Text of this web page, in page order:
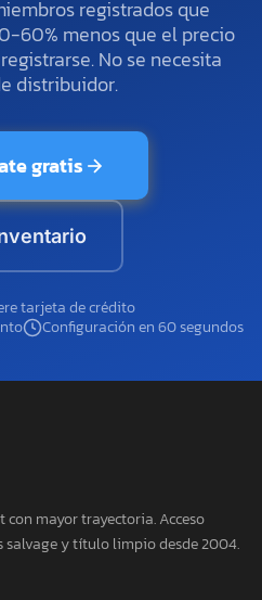
registrados que
60% menos que el precio
No se necesita
distribuidor.
gratis
tarjeta de crédito
Configuración en 60 segundos
mayor trayectoria. Acceso
salvage y título limpio desde 2004.